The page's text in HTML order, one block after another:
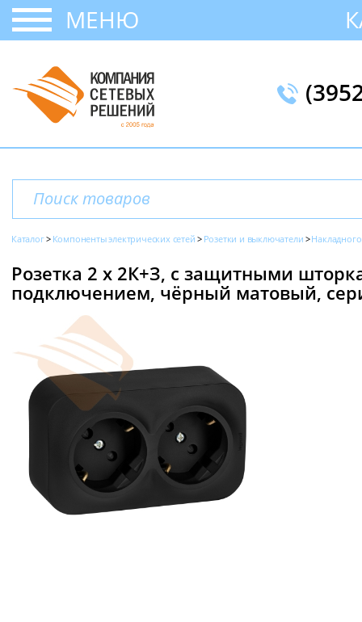
МЕНЮ
Каталог Компоненты электрических сетей Розетки и выключатели
Розетка 2 х 2К+З, с защитными
подключением, чёрный матовый,